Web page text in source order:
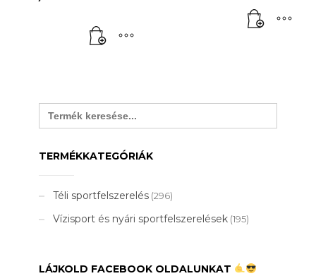
Search
for:
TERMÉKKATEGÓRIÁK
Téli sportfelszerelés (296)
Vízisport és nyári sportfelszerelések (195)
LÁJKOLD FACEBOOK OLDALUNKAT